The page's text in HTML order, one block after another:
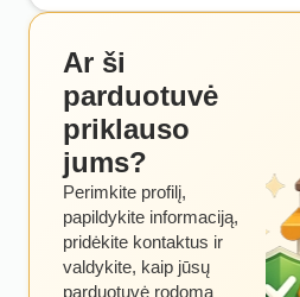
Ar ši
parduotuvė
priklauso
jums?
Perimkite profilį,
papildykite informaciją,
pridėkite kontaktus ir
valdykite, kaip jūsų
parduotuvė rodoma